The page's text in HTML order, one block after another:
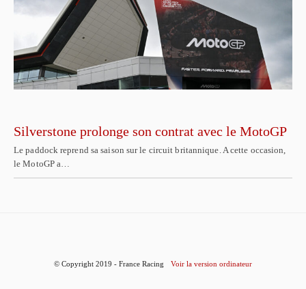
Silverstone prolonge son contrat avec le MotoGP
Le paddock reprend sa saison sur le circuit britannique. A cette occasion,
le MotoGP a…
© Copyright 2019 - France Racing Voir la version ordinateur